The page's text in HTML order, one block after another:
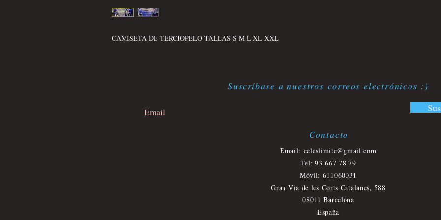
CAMISETA DE TERCIOPELO TALLAS S M L XL XXL
Suscríbase a nuestros correos electrónicos :)
Contacto
Email: celeslimite@gmail.com
Tel: 93 667 78 79
Móvil: 611060031
Gran Via de les Corts Catalanes, 588
08011 Barcelona
España